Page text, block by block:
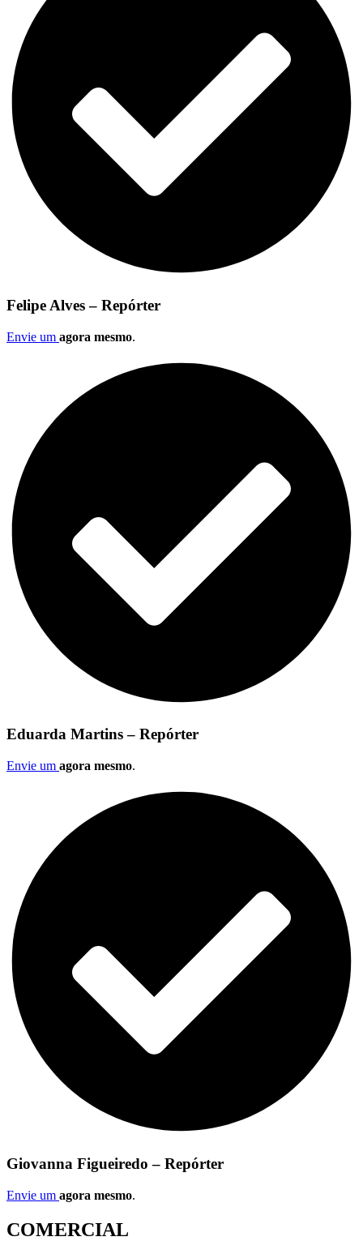
Felipe Alves – Repórter
Envie um agora mesmo.
Eduarda Martins – Repórter
Envie um agora mesmo.
Giovanna Figueiredo – Repórter
Envie um agora mesmo.
COMERCIAL